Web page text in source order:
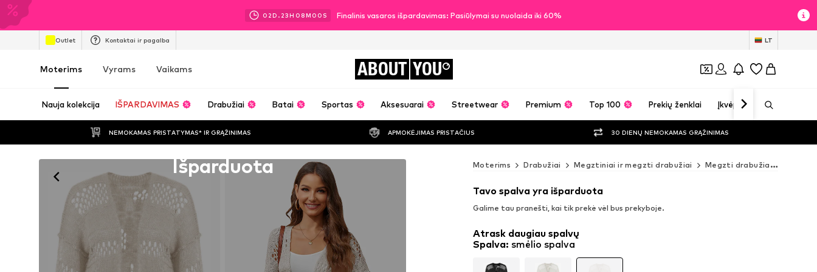
02D. 23H 07M 58S Finalinis vasaros išpardavimas: Pasiūlymai su nuolaida iki 60%
Outlet Kontaktai ir pagalba LT
Moterims Vyrams Vaikams ABOUT YOU
Nauja kolekcija IŠPARDAVIMAS Drabužiai Batai Sportas Aksesuarai Streetwear Premium Top 100 Prekių ženklai Įkvėpimas
NEMOKAMAS PRISTATYMAS* IR GRĄŽINIMAS APMOKĖJIMAS PRISTAČIUS 30 DIENŲ NEMOKAMAS GRĄŽINIMAS
Išparduota Moterims Drabužiai Megztiniai ir megzti drabužiai Megzti drabužiai
Tavo spalva yra išparduota
Galime tau pranešti, kai tik prekė vėl bus prekyboje.
Atrask daugiau spalvų
Spalva: smėlio spalva